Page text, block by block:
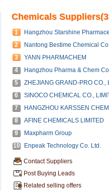
Chemicals
1
2
Nantong Bestime Chemical
3
YANN PHARMACHEM
4
Hangzhou Pharma & Chem
5
ZHEJIANG GRAND-PRO CO.,
6
SINOCO CHEMICAL CO.,
7
8
AFINE CHEMICALS LIMITED
9
Maxpharm Group
10
Enpeak Technology Co. Ltd.
Contact Suppliers
Post Buying Leads
Related selling offers